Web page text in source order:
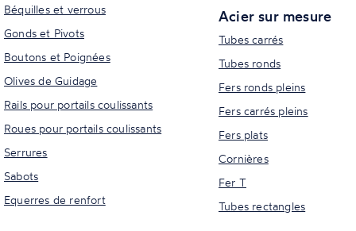
Béquilles et verrous
Gonds et Pivots
Boutons et Poignées
Olives de Guidage
Rails pour portails coulissants
Roues pour portails coulissants
Serrures
Sabots
Equerres de renfort
Acier sur mesure
Tubes carrés
Tubes ronds
Fers ronds pleins
Fers carrés pleins
Fers plats
Cornières
Fer T
Tubes rectangles